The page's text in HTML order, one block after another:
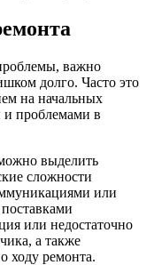
важно
долго. Часто это
на начальных
и проблемами в
выделить
сложности
или
или недостаточно
а также
ходу ремонта.